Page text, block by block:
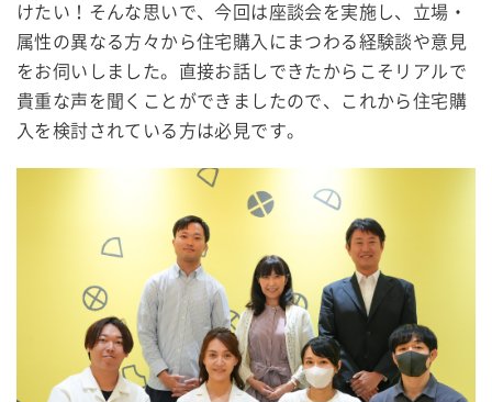
けたい！そんな思いで、今回は座談会を実施し、立場・
属性の異なる方々から住宅購入にまつわる経験談や意見
をお伺いしました。直接お話しできたからこそリアルで
貴重な声を聞くことができましたので、これから住宅購
入を検討されている方は必見です。